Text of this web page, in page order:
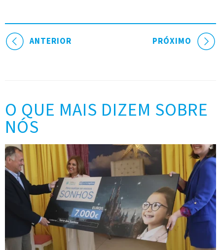
ANTERIOR PRÓXIMO
O QUE MAIS DIZEM SOBRE
NÓS